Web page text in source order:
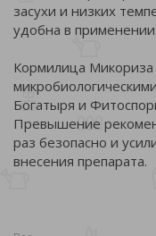
засухи и низких
удобна в применении.
Кормилица Микориза
Богатыря и
Превышение
раз безопасно и
внесения препарата.